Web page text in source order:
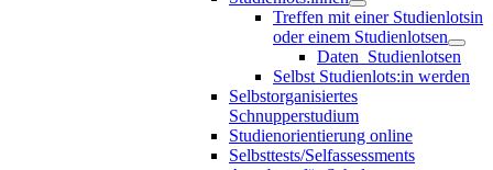
Treffen mit einer Studienlotsin
oder einem Studienlotsen
Daten_Studienlotsen
Selbst Studienlots:in werden
Selbstorganisiertes
Schnupperstudium
Studienorientierung online
Selbsttests/Selfassessments